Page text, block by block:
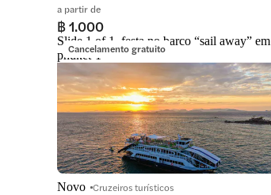
a partir de
฿ 1.000
Cancelamento gratuito
Slide 1 of 1, festa no barco “sail away” em
phuket-1
Novo Cruzeiros turísticos